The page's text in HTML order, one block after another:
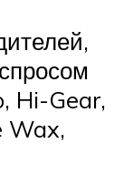
Hi-Gear,
Wax,